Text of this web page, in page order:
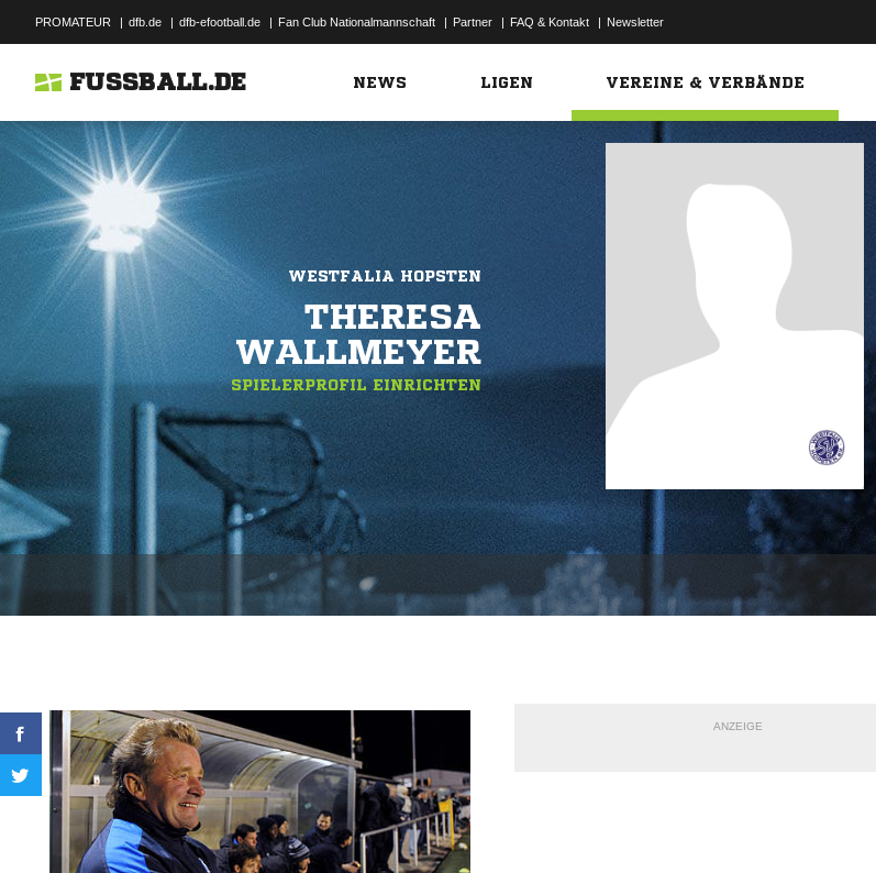
PROMATEUR | dfb.de | dfb-efootball.de | Fan Club Nationalmannschaft | Partner | FAQ & Kontakt | Newsletter
FUSSBALL.DE NEWS LIGEN VEREINE & VERBÄNDE
WESTFALIA HOPSTEN
THERESA
WALLMEYER
SPIELERPROFIL EINRICHTEN
ANZEIGE